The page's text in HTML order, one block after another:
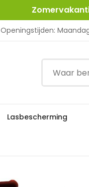
Openingstijden:
Lasbescherming
Lasapparatuur MIG /